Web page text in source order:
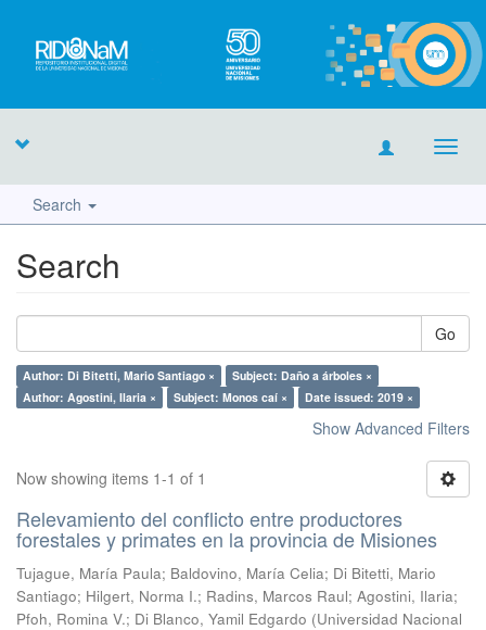
Search
Search
Go
Author: Di Bitetti, Mario Santiago ×
Subject: Daño a árboles ×
Author: Agostini, Ilaria ×
Subject: Monos caí × Date issued: 2019 ×
Show Advanced Filters
Now showing items 1-1 of 1
Relevamiento del conflicto entre productores
forestales y primates en la provincia de Misiones
Tujague, María Paula; Baldovino, María Celia; Di Bitetti, Mario
Santiago; Hilgert, Norma I.; Radins, Marcos Raul; Agostini, Ilaria;
Pfoh, Romina V.; Di Blanco, Yamil Edgardo (Universidad Nacional